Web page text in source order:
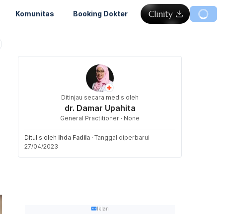
Komunitas Booking Dokter
Ditinjau secara medis oleh
dr. Damar Upahita
General Practitioner · None
Ditulis oleh Ihda Fadila · Tanggal diperbarui
27/04/2023
Iklan